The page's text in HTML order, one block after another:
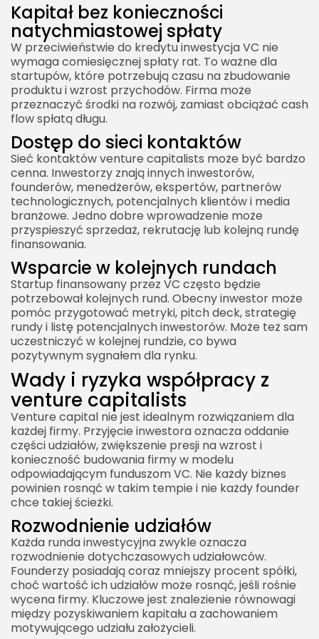
2026 Akademia Internetu Wszelkie prawa
zastrzeżone. Treści umieszczone na stronie
chronione są prawem autorskim.
Kapitał bez konieczności
natychmiastowej spłaty
W przeciwieństwie do kredytu inwestycja VC nie
wymaga comiesięcznej spłaty rat. To ważne dla
startupów, które potrzebują czasu na zbudowanie
produktu i wzrost przychodów. Firma może
przeznaczyć środki na rozwój, zamiast obciążać cash
flow spłatą długu.
Dostęp do sieci kontaktów
Sieć kontaktów venture capitalists może być bardzo
cenna. Inwestorzy znają innych inwestorów,
founderów, menedżerów, ekspertów, partnerów
technologicznych, potencjalnych klientów i media
branżowe. Jedno dobre wprowadzenie może
przyspieszyć sprzedaż, rekrutację lub kolejną rundę
finansowania.
Wsparcie w kolejnych rundach
Startup finansowany przez VC często będzie
potrzebował kolejnych rund. Obecny inwestor może
pomóc przygotować metryki, pitch deck, strategię
rundy i listę potencjalnych inwestorów. Może też sam
uczestniczyć w kolejnej rundzie, co bywa
pozytywnym sygnałem dla rynku.
Wady i ryzyka współpracy z
venture capitalists
Venture capital nie jest idealnym rozwiązaniem dla
każdej firmy. Przyjęcie inwestora oznacza oddanie
części udziałów, zwiększenie presji na wzrost i
konieczność budowania firmy w modelu
odpowiadającym funduszom VC. Nie każdy biznes
powinien rosnąć w takim tempie i nie każdy founder
chce takiej ścieżki.
Rozwodnienie udziałów
Każda runda inwestycyjna zwykle oznacza
rozwodnienie dotychczasowych udziałowców.
Founderzy posiadają coraz mniejszy procent spółki,
choć wartość ich udziałów może rosnąć, jeśli rośnie
wycena firmy. Kluczowe jest znalezienie równowagi
między pozyskiwaniem kapitału a zachowaniem
motywującego udziału założycieli.